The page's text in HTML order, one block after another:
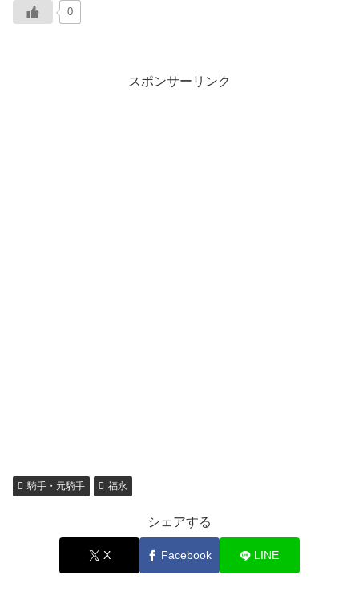
0
スポンサーリンク
騎手・元騎手 福永
シェアする
X Facebook LINE